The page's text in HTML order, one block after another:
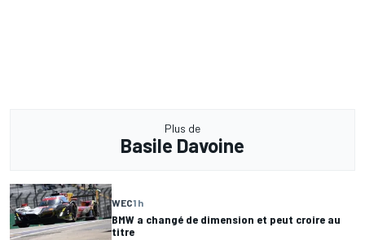
Plus de
Basile Davoine
WEC1 h
BMW a changé de dimension et peut croire au
titre